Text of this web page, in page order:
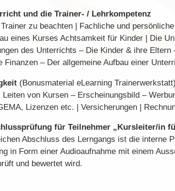
und die Trainer- / Lehrkompetenz
zu beachten | Fachliche und
eines Kurses Achtsamkeit für Kinder | Die
des Unterrichts – Die Kinder & ihre
Finanzen – Der allgemeine Aufbau einer
(Bonusmaterial eLearning Trainerwerkstatt)
Leiten von Kursen – Erscheinungsbild –
Lizenzen etc. | Versicherungen |
für Teilnehmer „Kursleiter/in
Abschluss des Lerngangs ist die interne
in Form einer Audioaufnahme mit einem
und bewertet wird.